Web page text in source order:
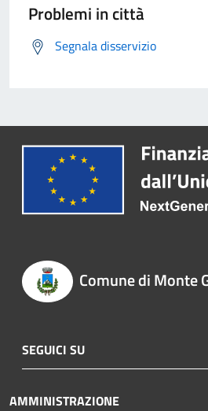
Problemi in città
Segnala disservizio
Comune di Monte
SEGUICI SU
AMMINISTRAZIONE